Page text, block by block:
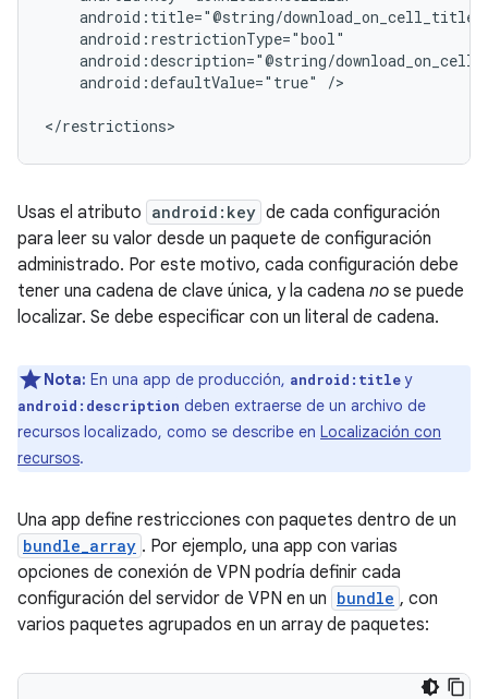
android:defaultValue="true" />
</restrictions>
Usas el atributo android:key de cada configuración
para leer su valor desde un paquete de configuración
administrado. Por este motivo, cada configuración debe
tener una cadena de clave única, y la cadena no se puede
localizar. Se debe especificar con un literal de cadena.
Nota: En una app de producción, android:titley
android:description deben extraerse de un archivo de
recursos localizado, como se describe en Localización con
recursos.
Una app define restricciones con paquetes dentro de un
bundle_array . Por ejemplo, una app con varias
opciones de conexión de VPN podría definir cada
configuración del servidor de VPN en un bundle , con
varios paquetes agrupados en un array de paquetes: